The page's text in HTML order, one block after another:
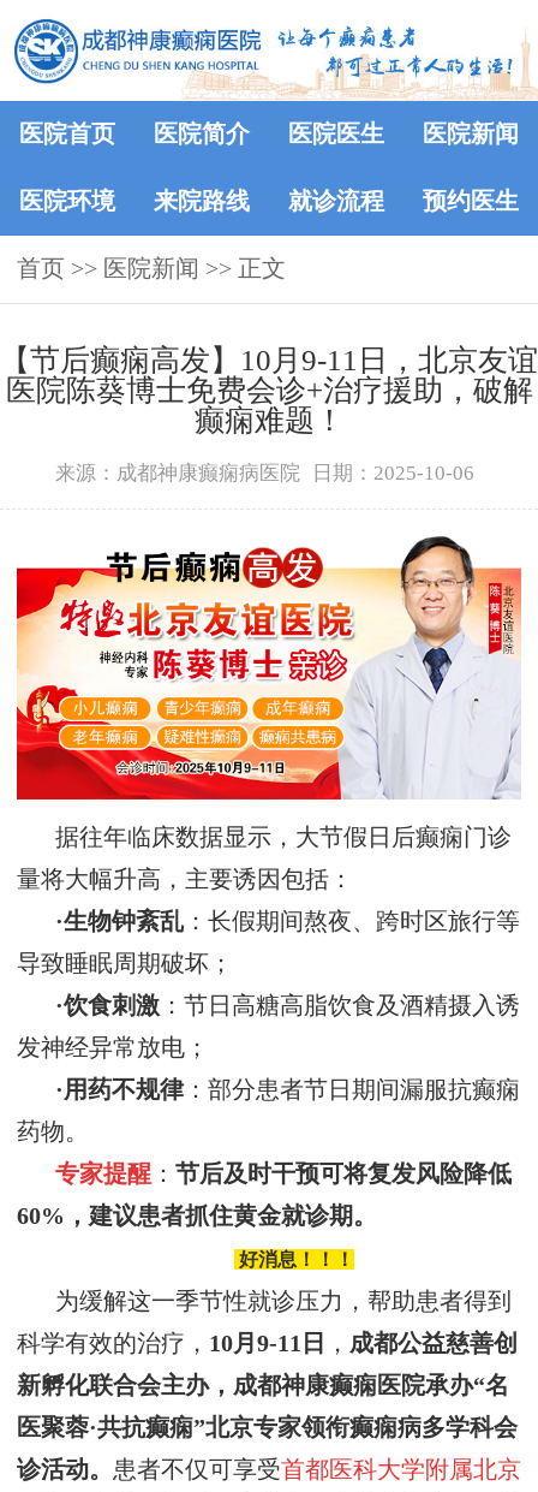
医院首页 医院简介 医院医生 医院新闻
医院环境 来院路线 就诊流程 预约医生
首页 >> 医院新闻 >> 正文
【节后癫痫高发】10月9-11日，北京友谊
医院陈葵博士免费会诊+治疗援助，破解
癫痫难题！
来源：成都神康癫痫病医院 日期：2025-10-06
据往年临床数据显示，大节假日后癫痫门诊
量将大幅升高，主要诱因包括：
·生物钟紊乱：长假期间熬夜、跨时区旅行等
导致睡眠周期破坏；
·饮食刺激 ：节日高糖高脂饮食及酒精摄入诱
发神经异常放电；
·用药不规律：部分患者节日期间漏服抗癫痫
药物。
专家提醒 ：节后及时干预可将复发风险降低
60%，建议患者抓住黄金就诊期。
好消息！！！
为缓解这一季节性就诊压力， 帮助患者得到
科学有效的治疗， 10月 9-11 日 ， 成都公益慈善创
新孵化联合会主办， 成都神康癫痫医院承办“名
医聚蓉·共抗癫痫”北京专家领衔癫痫病多学科会
诊活动。 患者不仅可享受首都医科大学附属北京